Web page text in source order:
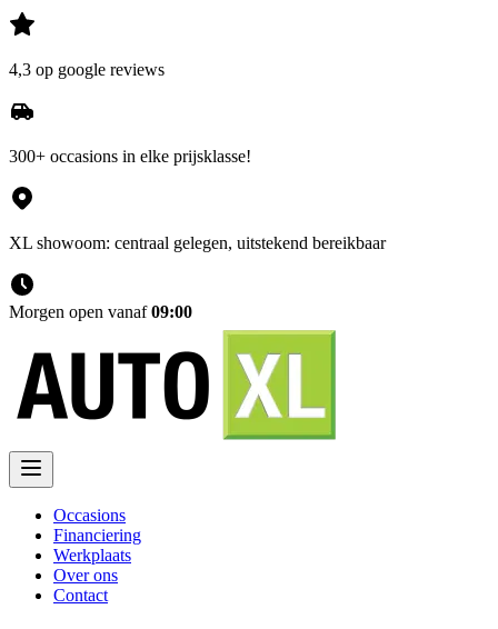
4,3 op google reviews
300+ occasions in elke prijsklasse!
XL showoom: centraal gelegen, uitstekend bereikbaar
Morgen open vanaf09:00
Occasions
Financiering
Werkplaats
Over ons
Contact